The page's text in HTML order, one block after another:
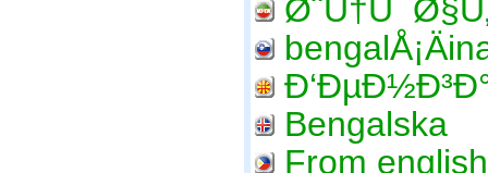
Bengalska
From